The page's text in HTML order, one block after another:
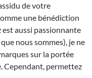
de votre
une bénédiction
aussi passionnante
nous sommes), je ne
sur la portée
Cependant, permettez